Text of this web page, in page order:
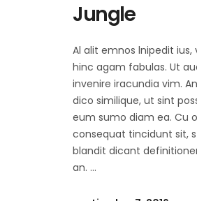
Jungle
Al alit emnos lnipedit ius,
hinc agam fabulas. Ut
invenire iracundia vim.
dico similique, ut sint
eum sumo diam ea. Cu
consequat tincidunt sit,
blandit dicant
an.